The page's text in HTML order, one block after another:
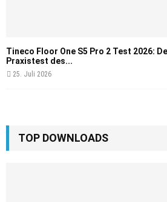
Tineco Floor One S5 Pro 2 Test 2026:
Praxistest des...
25. Juli 2026
TOP DOWNLOADS